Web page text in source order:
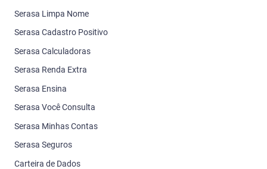
Serasa Limpa Nome
Serasa Cadastro Positivo
Serasa Calculadoras
Serasa Renda Extra
Serasa Ensina
Serasa Você Consulta
Serasa Minhas Contas
Serasa Seguros
Carteira de Dados